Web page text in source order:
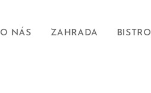
O NÁS ZAHRADA BISTRO